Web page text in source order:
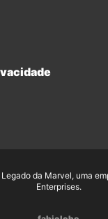
da Marvel, uma
Enterprises.